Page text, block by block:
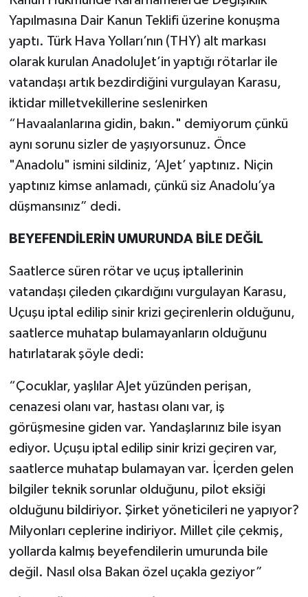
Yapılmasına Dair Kanun Teklifi üzerine konuşma
yaptı. Türk Hava Yolları’nın (THY) alt markası
olarak kurulan AnadoluJet’in yaptığı rötarlar ile
vatandaşı artık bezdirdiğini vurgulayan Karasu,
iktidar milletvekillerine seslenirken
“Havaalanlarına gidin, bakın." demiyorum çünkü
aynı sorunu sizler de yaşıyorsunuz. Önce
"Anadolu" ismini sildiniz, ‘AJet’ yaptınız. Niçin
yaptınız kimse anlamadı, çünkü siz Anadolu’ya
düşmansınız” dedi.
BEYEFENDİLERİN UMURUNDA BİLE DEĞİL
Saatlerce süren rötar ve uçuş iptallerinin
vatandaşı çileden çıkardığını vurgulayan Karasu,
Uçuşu iptal edilip sinir krizi geçirenlerin olduğunu,
saatlerce muhatap bulamayanların olduğunu
hatırlatarak şöyle dedi:
“Çocuklar, yaşlılar AJet yüzünden perişan,
cenazesi olanı var, hastası olanı var, iş
görüşmesine giden var. Yandaşlarınız bile isyan
ediyor. Uçuşu iptal edilip sinir krizi geçiren var,
saatlerce muhatap bulamayan var. İçerden gelen
bilgiler teknik sorunlar olduğunu, pilot eksiği
olduğunu bildiriyor. Şirket yöneticileri ne yapıyor?
Milyonları ceplerine indiriyor. Millet çile çekmiş,
yollarda kalmış beyefendilerin umurunda bile
değil. Nasıl olsa Bakan özel uçakla geziyor”